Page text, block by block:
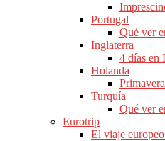
Portugal
Qué ver
Inglaterra
4 días en
Holanda
Turquía
Qué ver
Eurotrip
El viaje